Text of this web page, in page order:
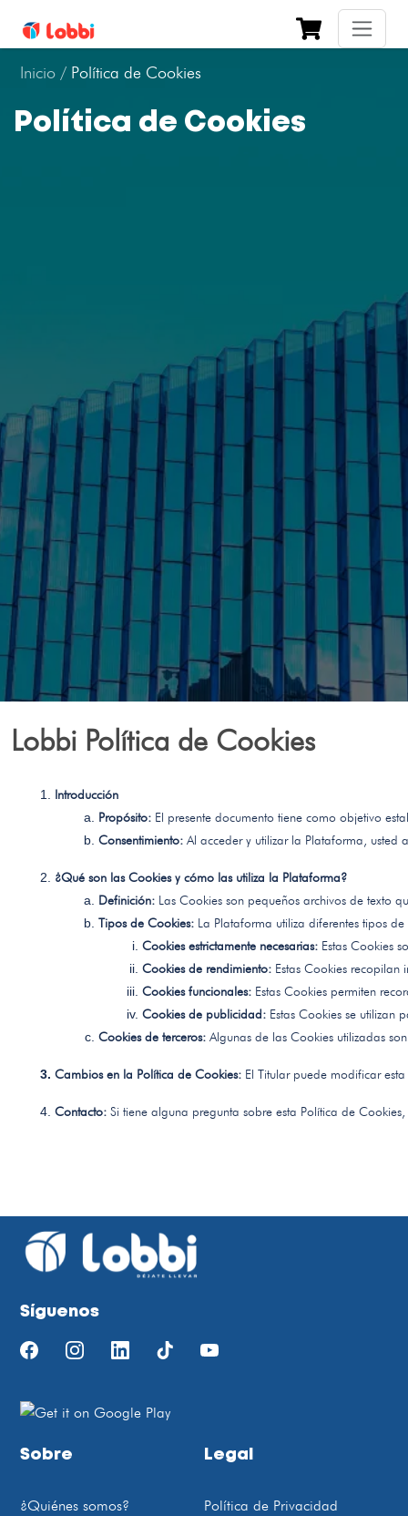
Inicio / Política de Cookies
Política de Cookies
Lobbi Política de Cookies
Introducción
Propósito: El presente documento tiene como objetivo
Consentimiento: Al acceder y utilizar la Plataforma, usted
¿Qué son las Cookies y cómo las utiliza la Plataforma?
Definición: Las Cookies son pequeños archivos de texto
Tipos de Cookies: La Plataforma utiliza diferentes tipos
Cookies estrictamente necesarias: Estas Cookies
Cookies de rendimiento: Estas Cookies
Cookies funcionales: Estas Cookies permiten
Cookies de publicidad: Estas Cookies se utilizan
Cookies de terceros: Algunas de las Cookies utilizadas
Cambios en la Política de Cookies: El Titular puede modificar
Contacto: Si tiene alguna pregunta sobre esta Política de
Síguenos
Sobre
¿Quiénes somos?
Legal
Política de Privacidad